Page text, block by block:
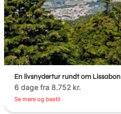
En livsnydertur rundt om Lissabon
6 dage fra 8.752 kr.
Se mere og bestil